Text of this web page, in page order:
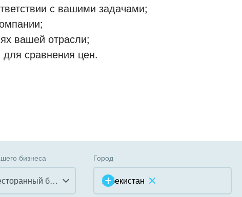
с вашими задачами;
вашей отрасли;
сравнения цен.
бизнеса
Гостинично-ресторанный бизнес
Город
Узбекистан